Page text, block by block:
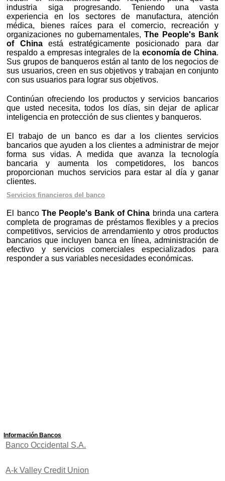
industria siga progresando. Teniendo una vasta
experiencia en los sectores de manufactura, atención
médica, bienes raíces para el comercio, recreación y
organizaciones no gubernamentales,The People's Bank
of Chinaestá estratégicamente posicionado para dar
respaldo a empresas integrales de la economía de China.
Sus grupos de banqueros están al tanto de los negocios de
sus usuarios, creen en sus objetivos y trabajan en conjunto
con sus usuarios para lograr sus objetivos.
Continúan ofreciendo los productos y servicios bancarios
que usted necesita, todos los días, sin dejar de aplicar
inteligencia en protección de sus clientes y banqueros.
El trabajo de un banco es dar a los clientes servicios
bancarios que ayuden a los clientes a administrar de mejor
forma sus vidas. A medida que avanza la tecnología
bancaria y aumenta los competidores, los bancos
proporcionan muchos servicios para estar al día y ganar
clientes.
Servicios financieros del banco
El banco The People's Bank of China brinda una cartera
completa de programas de préstamos flexibles y a precios
competitivos, servicios de arrendamiento y otros productos
bancarios que incluyen banca en línea, administración de
efectivo y servicios comerciales especializados para
responder a sus variables necesidades económicas.
Información Bancos
Banco Occidental S.A.
A-k Valley Credit Union